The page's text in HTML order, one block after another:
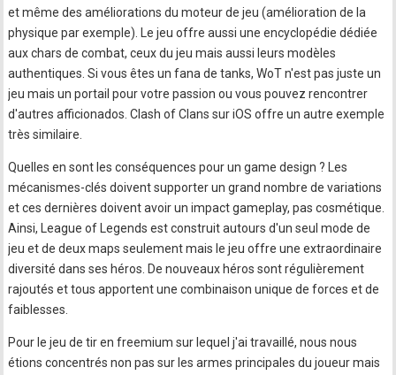
et même des améliorations du moteur de jeu (amélioration de la
physique par exemple). Le jeu offre aussi une encyclopédie dédiée
aux chars de combat, ceux du jeu mais aussi leurs modèles
authentiques. Si vous êtes un fana de tanks, WoT n'est pas juste un
jeu mais un portail pour votre passion ou vous pouvez rencontrer
d'autres afficionados. Clash of Clans sur iOS offre un autre exemple
très similaire.
Quelles en sont les conséquences pour un game design ? Les
mécanismes-clés doivent supporter un grand nombre de variations
et ces dernières doivent avoir un impact gameplay, pas cosmétique.
Ainsi, League of Legends est construit autours d'un seul mode de
jeu et de deux maps seulement mais le jeu offre une extraordinaire
diversité dans ses héros. De nouveaux héros sont régulièrement
rajoutés et tous apportent une combinaison unique de forces et de
faiblesses.
Pour le jeu de tir en freemium sur lequel j'ai travaillé, nous nous
étions concentrés non pas sur les armes principales du joueur mais